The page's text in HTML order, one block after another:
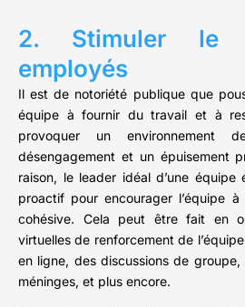
2. Stimuler le
employés
Il est de notoriété publique que
équipe à fournir du travail et à
provoquer un environnement
désengagement et un épuisement
raison, le leader idéal d’une équipe
proactif pour encourager l’équipe
cohésive. Cela peut être fait en
virtuelles de renforcement de
en ligne, des discussions de
méninges, et plus encore.